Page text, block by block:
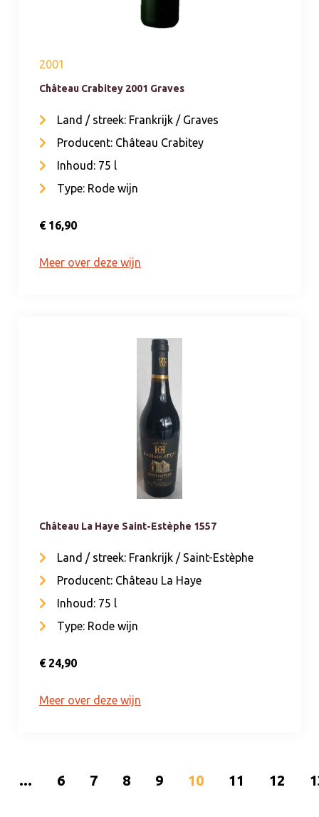
2001
Château Crabitey 2001 Graves
Land / streek: Frankrijk / Graves
Producent: Château Crabitey
Inhoud: 75 l
Type: Rode wijn
€ 16,90
Meer over deze wijn
Château La Haye Saint-Estèphe 1557
Land / streek: Frankrijk / Saint-Estèphe
Producent: Château La Haye
Inhoud: 75 l
Type: Rode wijn
€ 24,90
Meer over deze wijn
... 6 7 8 9 10 11 12